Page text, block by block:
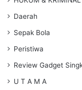
Daerah
Sepak Bola
Peristiwa
Review Gadget
U T A M A